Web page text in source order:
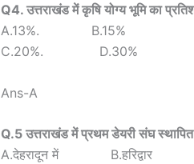
Q4. उत्तराखंड में कृषि योग्य भूमि का
A.13%. B.15%
C.20%. D.30%
Ans-A
Q.5 उत्तराखंड में प्रथम डेयरी संघ
A.देहरादून में B.हरिद्वार